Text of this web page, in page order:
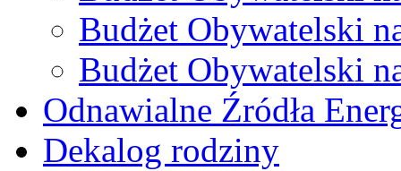
Budżet Obywatelski
Budżet Obywatelski
Odnawialne Źródła
Dekalog rodziny